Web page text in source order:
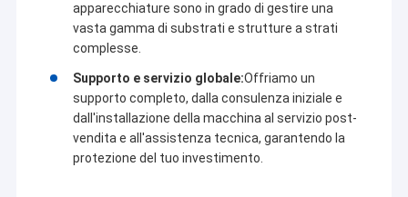
apparecchiature sono in grado di gestire una
vasta gamma di substrati e strutture a strati
complesse.
Supporto e servizio globale:Offriamo un
supporto completo, dalla consulenza iniziale e
dall'installazione della macchina al servizio post-
vendita e all'assistenza tecnica, garantendo la
protezione del tuo investimento.